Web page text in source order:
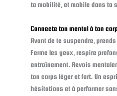
ta mobilité, et mobile dans ta
Connecte ton mental à ton
Avant de te suspendre,
Ferme les yeux, respire
entraînement. Revois
ton corps léger et fort. Un
hésitations et à performer